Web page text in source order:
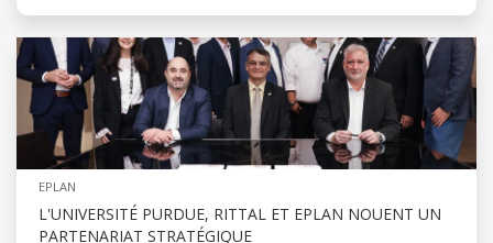
EPLAN
L'UNIVERSITÉ PURDUE, RITTAL ET EPLAN NOUENT UN
PARTENARIAT STRATÉGIQUE